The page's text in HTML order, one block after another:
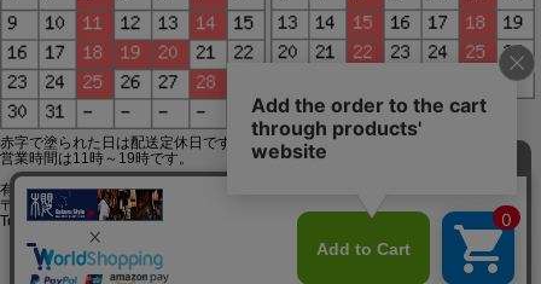
赤字で塗られた日は配送定休日です。
営業時間は11時～19時です。
有限会社ジップジップ SakuraStyle通販事業部
〒650-0021 神戸市中央区三宮町3-9-19イトウビル1,4F
Tel:078-332-2013 FAX:078-333-6644